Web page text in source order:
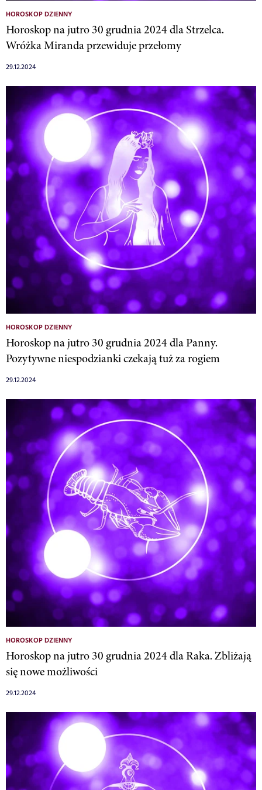
HOROSKOP DZIENNY
Horoskop na jutro 30 grudnia 2024 dla Strzelca.
Wróżka Miranda przewiduje przełomy
29.12.2024
HOROSKOP DZIENNY
Horoskop na jutro 30 grudnia 2024 dla Panny.
Pozytywne niespodzianki czekają tuż za rogiem
29.12.2024
HOROSKOP DZIENNY
Horoskop na jutro 30 grudnia 2024 dla Raka. Zbliżają
się nowe możliwości
29.12.2024